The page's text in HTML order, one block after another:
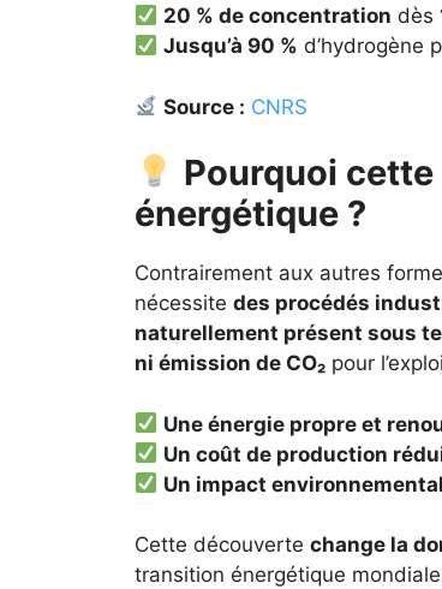
20 % de concentration dès
Jusqu’à 90 % d’hydrogène
Source : CNRS
Pourquoi
énergétique ?
Contrairement aux autres
nécessite des procédés
naturellement présent sous
ni émission de CO₂ pour
Une énergie propre et
Un coût de production
Un impact
Cette découverte change la
transition énergétique